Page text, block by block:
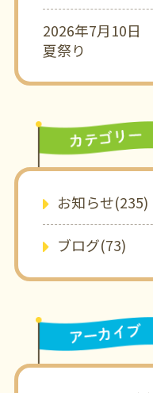
2026年7月10日
夏祭り
お知らせ(235)
ブログ(73)